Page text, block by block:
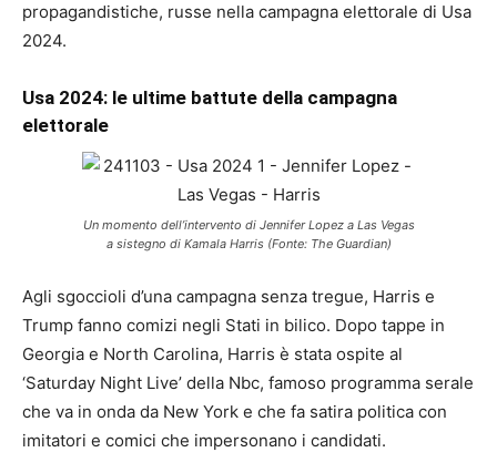
propagandistiche, russe nella campagna elettorale di Usa
2024.
Usa 2024: le ultime battute della campagna
elettorale
Un momento dell’intervento di Jennifer Lopez a Las Vegas
a sistegno di Kamala Harris (Fonte: The Guardian)
Agli sgoccioli d’una campagna senza tregue, Harris e
Trump fanno comizi negli Stati in bilico. Dopo tappe in
Georgia e North Carolina, Harris è stata ospite al
‘Saturday Night Live’ della Nbc, famoso programma serale
che va in onda da New York e che fa satira politica con
imitatori e comici che impersonano i candidati.